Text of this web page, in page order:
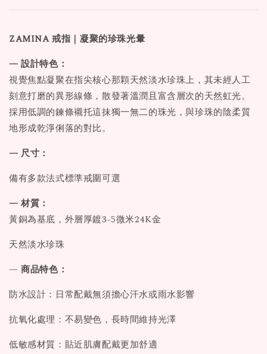
ZAMINA 戒指｜凝聚的珍珠光暈
— 設計特色：
視覺焦點凝聚在指尖核心那顆天然淡水珍珠上，其未經人工
刻意打磨的異形線條，散發著溫潤且富含層次的天然虹光。
採用低調的鍊條襯托這抹獨一無二的珠光，與珍珠的陰柔質
地形成乾淨俐落的對比。
— 尺寸：
備有多款法式標準戒圍可選
— 材質：
黃銅為基底，外層厚鍍3-5微米24K金
天然淡水珍珠
—商品特色：
防水設計：日常配戴無須擔心汗水或雨水影響
抗氧化處理：不易變色，長時間維持光澤
低敏感材質：貼近肌膚配戴更加舒適